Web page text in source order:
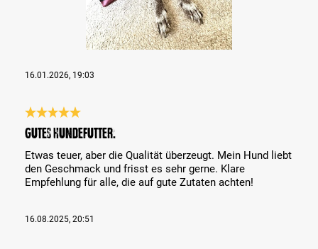
16.01.2026, 19:03
Bewertung mit 5 von 5 Sternen
Gutes Hundefutter.
Etwas teuer, aber die Qualität überzeugt. Mein Hund liebt
den Geschmack und frisst es sehr gerne. Klare
Empfehlung für alle, die auf gute Zutaten achten!
16.08.2025, 20:51